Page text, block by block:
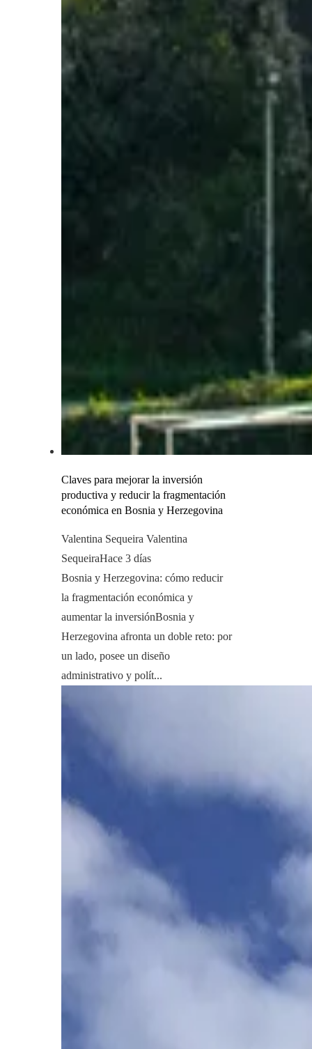
Claves para mejorar la inversión
productiva y reducir la fragmentación
económica en Bosnia y Herzegovina
Valentina Sequeira Valentina
SequeiraHace 3 días
Bosnia y Herzegovina: cómo reducir
la fragmentación económica y
aumentar la inversiónBosnia y
Herzegovina afronta un doble reto: por
un lado, posee un diseño
administrativo y polít...